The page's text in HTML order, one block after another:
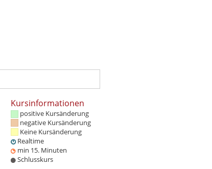
Kursinformationen
positive Kursänderung
negative Kursänderung
Keine Kursänderung
Realtime
min 15. Minuten
Schlusskurs